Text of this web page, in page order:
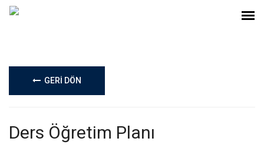
GERİ DÖN
Ders Öğretim Planı